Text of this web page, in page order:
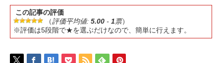
この記事の評価
（評価平均値: 5.00 - 1票）
※評価は5段階で★を選ぶだけなので、簡単に行えます。